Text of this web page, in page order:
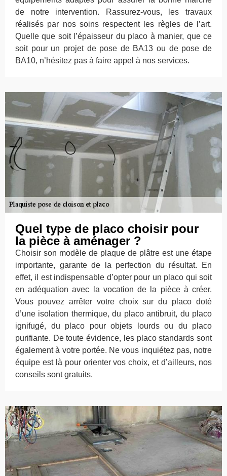
de notre intervention. Rassurez-vous, les travaux
réalisés par nos soins respectent les règles de l’art.
Quelle que soit l’épaisseur du placo à manier, que ce
soit pour un projet de pose de BA13 ou de pose de
BA10, n’hésitez pas à faire appel à nos services.
Quel type de placo choisir pour
la pièce à aménager ?
Choisir son modèle de plaque de plâtre est une étape
importante, garante de la perfection du résultat. En
effet, il est indispensable d’opter pour un placo qui soit
en adéquation avec la vocation de la pièce à créer.
Vous pouvez arrêter votre choix sur du placo doté
d’une isolation thermique, du placo antibruit, du placo
ignifugé, du placo pour objets lourds ou du placo
purifiante. De toute évidence, les placo standards sont
également à votre portée. Ne vous inquiétez pas, notre
équipe est là pour orienter vos choix, et d’ailleurs, nos
conseils sont gratuits.